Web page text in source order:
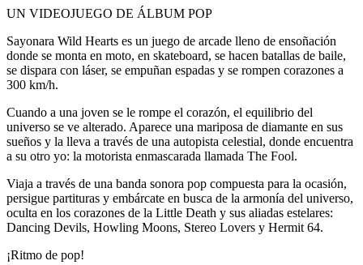
UN VIDEOJUEGO DE ÁLBUM POP
Sayonara Wild Hearts es un juego de arcade lleno de ensoñación
donde se monta en moto, en skateboard, se hacen batallas de baile,
se dispara con láser, se empuñan espadas y se rompen corazones a
300 km/h.
Cuando a una joven se le rompe el corazón, el equilibrio del
universo se ve alterado. Aparece una mariposa de diamante en sus
sueños y la lleva a través de una autopista celestial, donde encuentra
a su otro yo: la motorista enmascarada llamada The Fool.
Viaja a través de una banda sonora pop compuesta para la ocasión,
persigue partituras y embárcate en busca de la armonía del universo,
oculta en los corazones de la Little Death y sus aliadas estelares:
Dancing Devils, Howling Moons, Stereo Lovers y Hermit 64.
¡Ritmo de pop!